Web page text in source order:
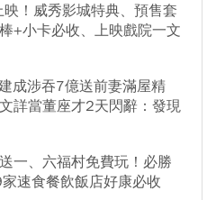
！威秀影城特典、預售套
+小卡必收、上映戲院一文
成涉吞7億送前妻滿屋精
詳當董座才2天閃辭：發現
一、六福村免費玩！必勝
速食餐飲飯店好康必收